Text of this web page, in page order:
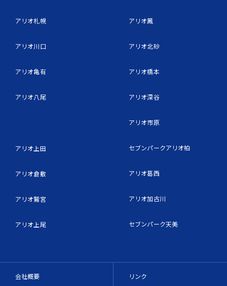
アリオ札幌
アリオ川口
アリオ亀有
アリオ八尾
アリオ上田
アリオ倉敷
アリオ鷲宮
アリオ上尾
アリオ鳳
アリオ北砂
アリオ橋本
アリオ深谷
アリオ市原
セブンパークアリオ柏
アリオ葛西
アリオ加古川
セブンパーク天美
会社概要 リンク